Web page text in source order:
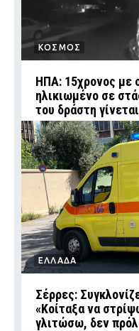
ΚΟΣΜΟΣ
ΗΠΑ: 15χρονος με
ηλικιωμένο σε
του δράστη
ΕΛΛΑΔΑ
Σέρρες:
«Κοίταξα να
γλιτώσω, δεν